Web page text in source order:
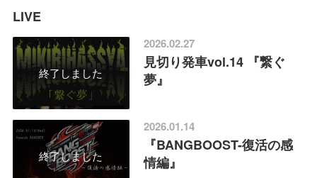
LIVE
終了しました
2026.02.27
見切り発車vol.14 『繋ぐ
夢』
終了しました
2026.01.14
『BANGBOOST-復活の感
情編』